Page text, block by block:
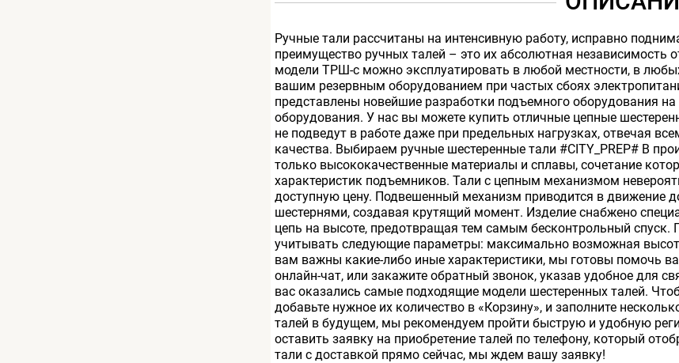
Ручные тали рассчитаны на интенсивную работу, исправно
преимущество ручных талей – это их абсолютная независимость
модели ТРШ-с можно эксплуатировать в любой местности, в
вашим резервным оборудованием при частых сбоях
представлены новейшие разработки подъемного оборудования
оборудования. У нас вы можете купить отличные цепные
не подведут в работе даже при предельных нагрузках, отвечая
качества. Выбираем ручные шестеренные тали #CITY_PREP# В
только высококачественные материалы и сплавы, сочетание
характеристик подъемников. Тали с цепным механизмом
доступную цену. Подвешенный механизм приводится в движение
шестернями, создавая крутящий момент. Изделие снабжено
цепь на высоте, предотвращая тем самым бесконтрольный
учитывать следующие параметры: максимально возможная
вам важны какие-либо иные характеристики, мы готовы помочь
онлайн-чат, или закажите обратный звонок, указав удобное для
вас оказались самые подходящие модели шестеренных талей.
добавьте нужное их количество в «Корзину», и заполните
талей в будущем, мы рекомендуем пройти быструю и удобную
оставить заявку на приобретение талей по телефону, который
тали с доставкой прямо сейчас, мы ждем вашу заявку!